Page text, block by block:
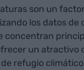
son un
los datos
concentran
un
refugio